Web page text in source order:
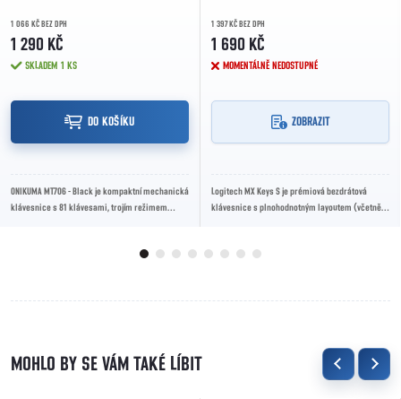
1 066 KČ BEZ DPH
1 290 KČ
SKLADEM 1 KS
DO KOŠÍKU
ONIKUMA MT706 - Black je kompaktní mechanická
klávesnice s 81 klávesami, trojím režimem
1 397 KČ BEZ DPH
1 690 KČ
MOMENTÁLNĚ NEDOSTUPNÉ
ZOBRAZIT
Logitech MX Keys S je prémiová bezdrátová
klávesnice s plnohodnotným layoutem (včetně